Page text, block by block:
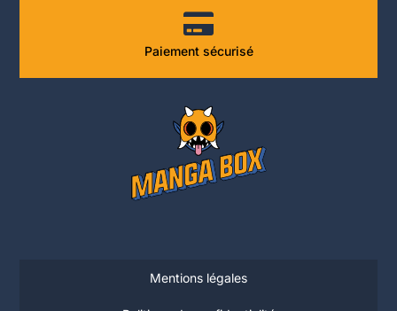
Paiement sécurisé
Mentions légales